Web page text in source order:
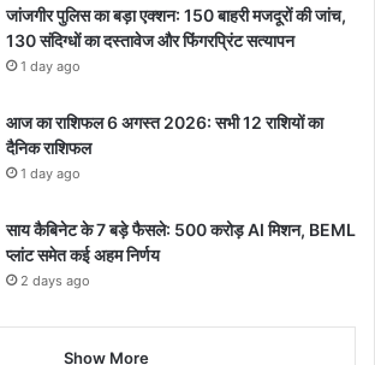
जांजगीर पुलिस का बड़ा एक्शन: 150 बाहरी मजदूरों की जांच,
130 संदिग्धों का दस्तावेज और फिंगरप्रिंट सत्यापन
1 day ago
आज का राशिफल 6 अगस्त 2026: सभी 12 राशियों का
दैनिक राशिफल
1 day ago
साय कैबिनेट के 7 बड़े फैसले: 500 करोड़ AI मिशन, BEML
प्लांट समेत कई अहम निर्णय
2 days ago
Show More